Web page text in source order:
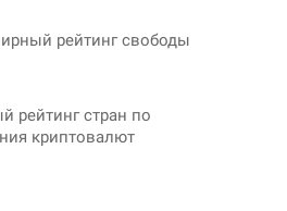
рейтинг свободы
рейтинг стран по
криптовалют